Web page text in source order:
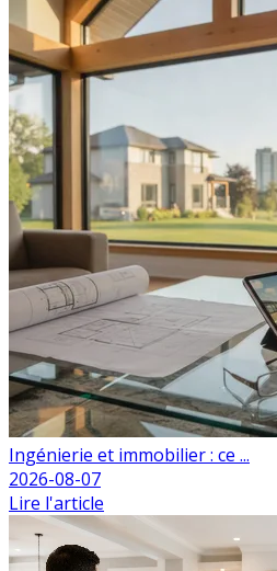
Ingénierie et immobilier : ce ...
2026-08-07
Lire l'article